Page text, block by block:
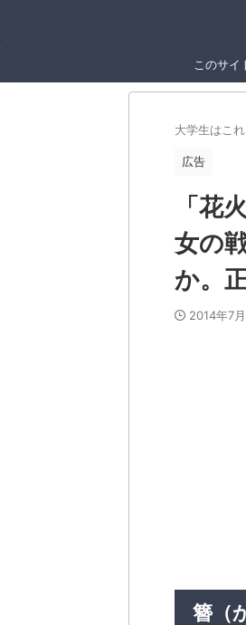
このサイ
大学生はこ
広告
「花
女の
か。
2014年7
簪（